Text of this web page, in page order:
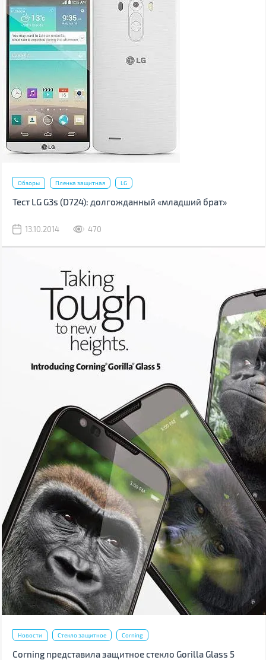
Обзоры Пленка защитная LG
Тест LG G3s (D724): долгожданный «младший брат»
13.10.2014 470
Новости Стекло защитное Corning
Corning представила защитное стекло Gorilla Glass 5